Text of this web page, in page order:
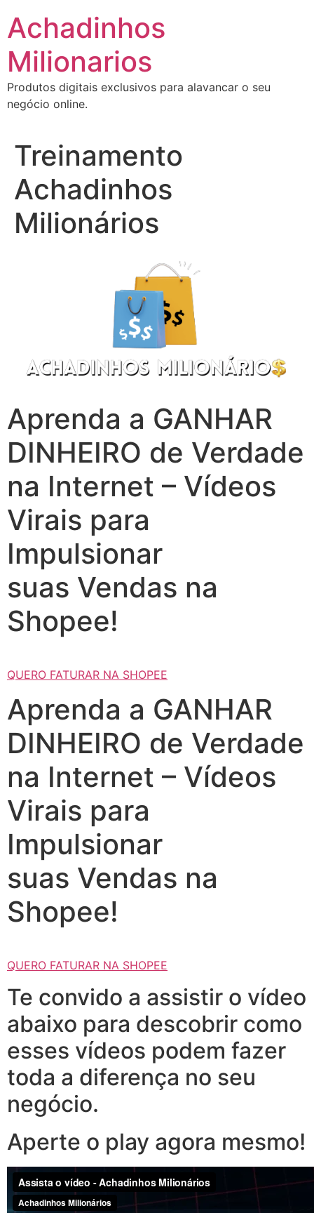
para
conteúdo
Achadinhos
Milionarios
Produtos digitais exclusivos para alavancar o seu
negócio online.
Treinamento
Achadinhos
Milionários
Aprenda a GANHAR
DINHEIRO de Verdade
na Internet – Vídeos
Virais para
Impulsionar
suas Vendas na
Shopee!
QUERO FATURAR NA SHOPEE
Aprenda a GANHAR
DINHEIRO de Verdade
na Internet – Vídeos
Virais para
Impulsionar
suas Vendas na
Shopee!
QUERO FATURAR NA SHOPEE
Te convido a assistir o vídeo
abaixo para descobrir como
esses vídeos podem fazer
toda a diferença no seu
negócio.
Aperte o play agora mesmo!